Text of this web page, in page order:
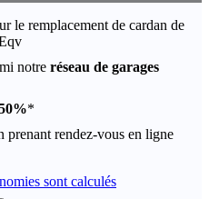
le remplacement de cardan de
notre réseau de garages
*
prenant rendez-vous en ligne
sont calculés